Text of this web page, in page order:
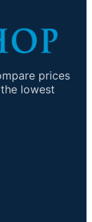
prices
lowest